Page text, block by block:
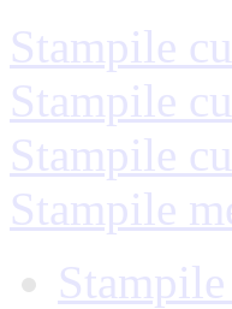
Stampile
Stampile
Stampile
Stampile